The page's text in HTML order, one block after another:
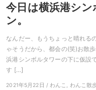
今日は横浜港シ
ン。
なんだー、もうちょっと晴れる
ゃそうだから、都会の(笑)お散
浜港シンボルタワーの下に仮設
す […]
2021年5月22日 / わんこ, わんこ散